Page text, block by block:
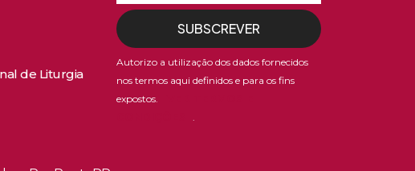
de Liturgia
SUBSCREVER
Autorizo a utilização dos dados fornecidos
nos termos aqui definidos e para os fins
expostos.